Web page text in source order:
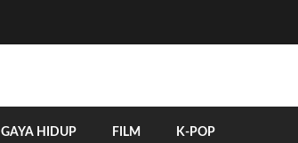
GAYA HIDUP FILM K-POP